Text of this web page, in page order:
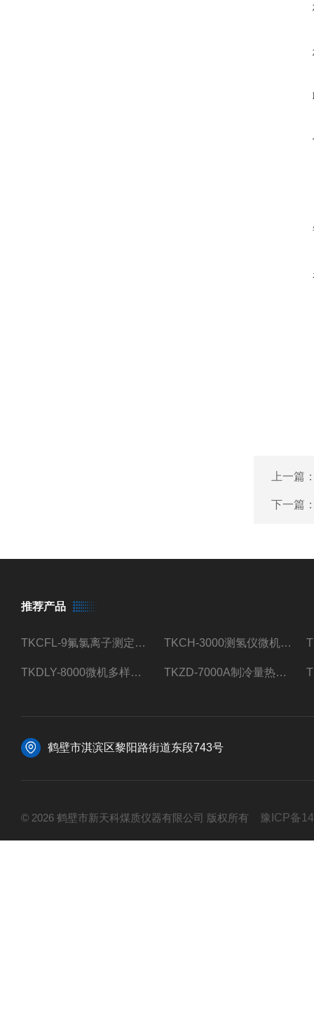
上一篇
下一篇
推荐产品
TKCFL-9氟氯离子测定仪自动煤质检测 TKCH-3000测氢仪微机氢元素测定煤质检测
TKDLY-8000微机多样测硫仪自动定硫仪化验室硫含量测定 TKZD-7000A制冷量热仪自动升降热值仪煤质检测
鹤壁市淇滨区黎阳路街道东段743号
© 2026 鹤壁市新天科煤质仪器有限公司 版权所有 豫ICP备